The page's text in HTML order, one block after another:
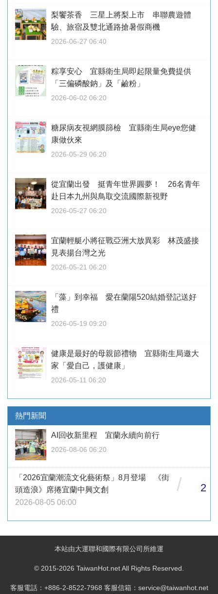
梨饗茶香 三星上將梨上市 串聯農遊體
驗、旅宿及雙北通路搶暑假商機
2026-06-27 06:40
粽享安心 宜縣衛生局即起限量免費提供
「三偏磷酸鈉」及「鹼粉」
2026-06-02 06:20
糖尿病友視網膜篩檢 宜縣衛生局eye您健
康做伙來
2026-05-29 06:20
從宜蘭出發 挺青年世界圓夢！ 26名青年
赴日本九州與鳥取交流國際新視野
2026-05-27 06:20
宜蘭輕艇小將征戰亞洲大放異彩 林茂盛接
見表揚台灣之光
2026-05-21 06:20
「藻」到幸福 愛在蘭陽520結婚登記送好
禮
2026-05-19 09:20
健康是最好的母親節禮物 宜縣衛生局邀大
家「愛自己，護健康」
2026-05-11 06:20
熱門新聞
AI回收新里程 宜蘭永續向前行
2026-08-06 06:20
「2026宜蘭潮流文化藝術祭」8月登場 《街
頭造浪》席捲宜蘭中興文創
2026-08-05 06:00
/ 2
本站由大運聯和國際有限公司所維運
© 2015-2026 TaiwanHot.net All Rights Reserved.
客服電話：+886-2-8522-7968 客服信箱：service@taiwanhot.net